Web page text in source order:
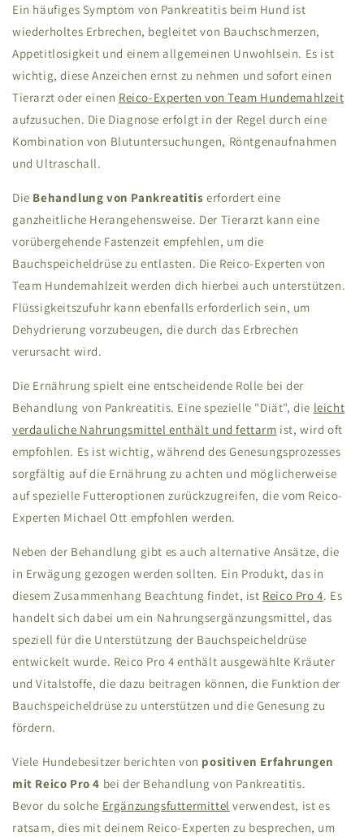
Ein häufiges Symptom von Pankreatitis beim Hund ist
wiederholtes Erbrechen, begleitet von Bauchschmerzen,
Appetitlosigkeit und einem allgemeinen Unwohlsein. Es ist
wichtig, diese Anzeichen ernst zu nehmen und sofort einen
Tierarzt oder einen Reico-Experten von Team Hundemahlzeit
aufzusuchen. Die Diagnose erfolgt in der Regel durch eine
Kombination von Blutuntersuchungen, Röntgenaufnahmen
und Ultraschall.
Die Behandlung von Pankreatitis erfordert eine
ganzheitliche Herangehensweise. Der Tierarzt kann eine
vorübergehende Fastenzeit empfehlen, um die
Bauchspeicheldrüse zu entlasten. Die Reico-Experten von
Team Hundemahlzeit werden dich hierbei auch unterstützen.
Flüssigkeitszufuhr kann ebenfalls erforderlich sein, um
Dehydrierung vorzubeugen, die durch das Erbrechen
verursacht wird.
Die Ernährung spielt eine entscheidende Rolle bei der
Behandlung von Pankreatitis. Eine spezielle "Diät", die leicht
verdauliche Nahrungsmittel enthält und fettarm ist, wird oft
empfohlen. Es ist wichtig, während des Genesungsprozesses
sorgfältig auf die Ernährung zu achten und möglicherweise
auf spezielle Futteroptionen zurückzugreifen, die vom Reico-
Experten Michael Ott empfohlen werden.
Neben der Behandlung gibt es auch alternative Ansätze, die
in Erwägung gezogen werden sollten. Ein Produkt, das in
diesem Zusammenhang Beachtung findet, ist Reico Pro 4. Es
handelt sich dabei um ein Nahrungsergänzungsmittel, das
speziell für die Unterstützung der Bauchspeicheldrüse
entwickelt wurde. Reico Pro 4 enthält ausgewählte Kräuter
und Vitalstoffe, die dazu beitragen können, die Funktion der
Bauchspeicheldrüse zu unterstützen und die Genesung zu
fördern.
Viele Hundebesitzer berichten von positiven Erfahrungen
mit Reico Pro 4 bei der Behandlung von Pankreatitis.
Bevor du solche Ergänzungsfuttermittel verwendest, ist es
ratsam, dies mit deinem Reico-Experten zu besprechen, um